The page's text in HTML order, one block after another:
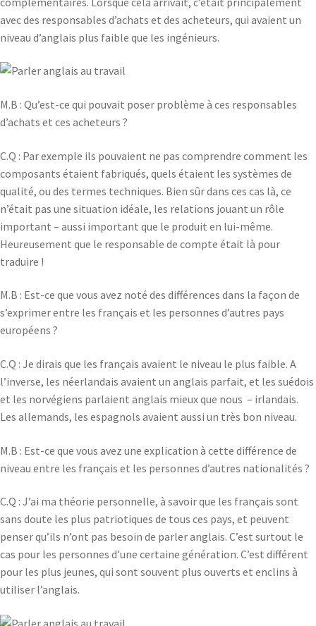
avec des responsables d’achats et des acheteurs, qui avaient un
niveau d’anglais plus faible que les ingénieurs.
M.B : Qu’est-ce qui pouvait poser problème à ces responsables
d’achats et ces acheteurs ?
C.Q : Par exemple ils pouvaient ne pas comprendre comment les
composants étaient fabriqués, quels étaient les systèmes de
qualité, ou des termes techniques. Bien sûr dans ces cas là, ce
n’était pas une situation idéale, les relations jouant un rôle
important – aussi important que le produit en lui-même.
Heureusement que le responsable de compte était là pour
traduire !
M.B : Est-ce que vous avez noté des différences dans la façon de
s’exprimer entre les français et les personnes d’autres pays
européens ?
C.Q : Je dirais que les français avaient le niveau le plus faible. A
l’inverse, les néerlandais avaient un anglais parfait, et les suédois
et les norvégiens parlaient anglais mieux que nous – irlandais.
Les allemands, les espagnols avaient aussi un très bon niveau.
M.B : Est-ce que vous avez une explication à cette différence de
niveau entre les français et les personnes d’autres nationalités ?
C.Q : J’ai ma théorie personnelle, à savoir que les français sont
sans doute les plus patriotiques de tous ces pays, et peuvent
penser qu’ils n’ont pas besoin de parler anglais. C’est surtout le
cas pour les personnes d’une certaine génération. C’est différent
pour les plus jeunes, qui sont souvent plus ouverts et enclins à
utiliser l’anglais.